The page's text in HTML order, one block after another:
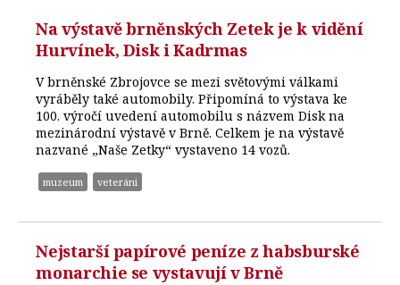
Na výstavě brněnských Zetek je k vidění
Hurvínek, Disk i Kadrmas
V brněnské Zbrojovce se mezi světovými válkami
vyráběly také automobily. Připomíná to výstava ke
100. výročí uvedení automobilu s názvem Disk na
mezinárodní výstavě v Brně. Celkem je na výstavě
nazvané „Naše Zetky“ vystaveno 14 vozů.
muzeum veteráni
Nejstarší papírové peníze z habsburské
monarchie se vystavují v Brně